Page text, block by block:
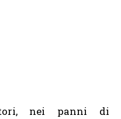
nei panni di